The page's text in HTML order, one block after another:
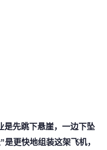
是先跳下悬崖，一边下坠
是更快地组装这架飞机，